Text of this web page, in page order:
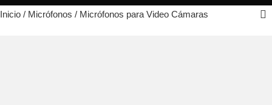
Inicio / Micrófonos / Micrófonos para Video Cámaras